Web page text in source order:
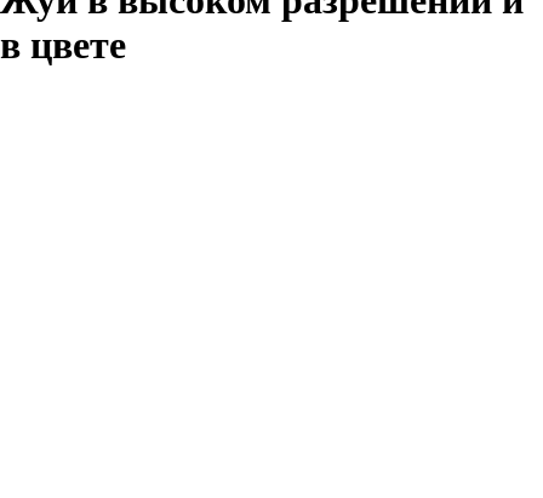
в цвете